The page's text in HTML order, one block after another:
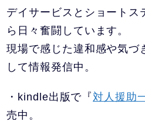
デイサービスとショートス
ら日々奮闘しています。
現場で感じた違和感や気づ
して情報発信中。
・kindle出版で『 対人援助
売中。